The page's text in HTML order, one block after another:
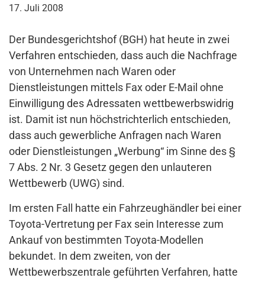
17. Juli 2008
Der Bundesgerichtshof (BGH) hat heute in zwei
Verfahren entschieden, dass auch die Nachfrage
von Unternehmen nach Waren oder
Dienstleistungen mittels Fax oder E-Mail ohne
Einwilligung des Adressaten wettbewerbswidrig
ist. Damit ist nun höchstrichterlich entschieden,
dass auch gewerbliche Anfragen nach Waren
oder Dienstleistungen „Werbung“ im Sinne des §
7 Abs. 2 Nr. 3 Gesetz gegen den unlauteren
Wettbewerb (UWG) sind.
Im ersten Fall hatte ein Fahrzeughändler bei einer
Toyota-Vertretung per Fax sein Interesse zum
Ankauf von bestimmten Toyota-Modellen
bekundet. In dem zweiten, von der
Wettbewerbszentrale geführten Verfahren, hatte